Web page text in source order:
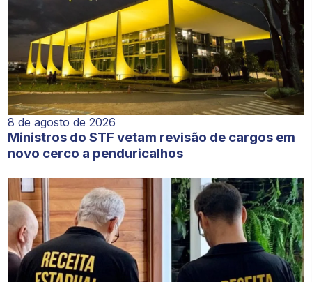
8 de agosto de 2026
Ministros do STF vetam revisão de cargos em
novo cerco a penduricalhos